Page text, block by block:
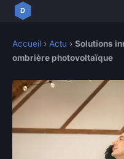
Accueil › Actu › Solutions
ombrière photovoltaïque